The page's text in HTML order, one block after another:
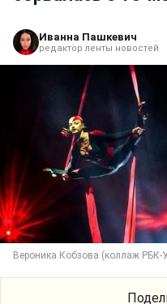
Иванна Пашкевич
редактор ленты новостей
Вероника Кобзова (коллаж РБК-